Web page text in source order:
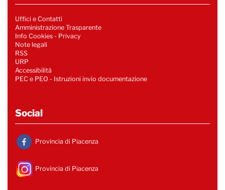
Uffici e Contatti
Amministrazione Trasparente
Info Cookies - Privacy
Note legali
RSS
URP
Accessibilità
PEC e PEO - Istruzioni invio documentazione
Social
Provincia di Piacenza
Provincia di Piacenza